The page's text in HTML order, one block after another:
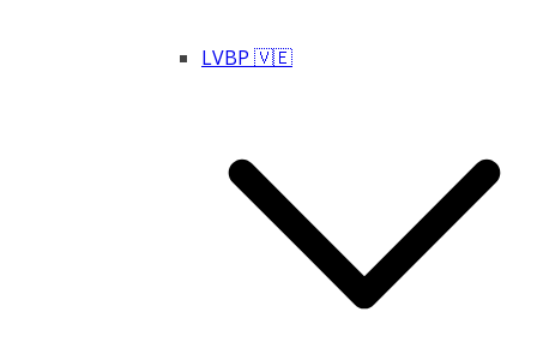
LVBP 🇻🇪